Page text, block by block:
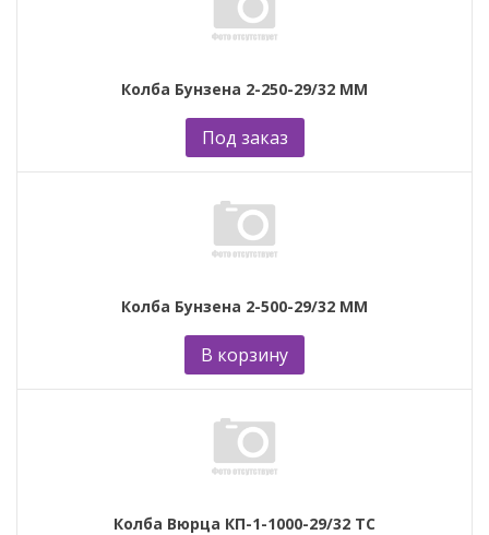
Колба Бунзена 2-250-29/32 ММ
Под заказ
Колба Бунзена 2-500-29/32 ММ
В корзину
Колба Вюрца КП-1-1000-29/32 ТС